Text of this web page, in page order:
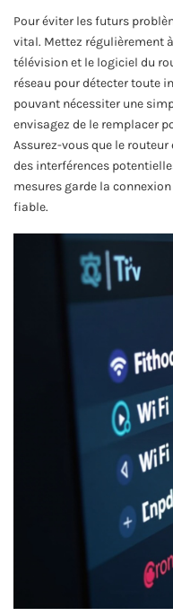
Pour éviter les futurs
vital. Mettez régulièrement
télévision et le logiciel du
réseau pour détecter toute
pouvant nécessiter une
envisagez de le remplacer
Assurez-vous que le
des interférences
mesures garde la
fiable.